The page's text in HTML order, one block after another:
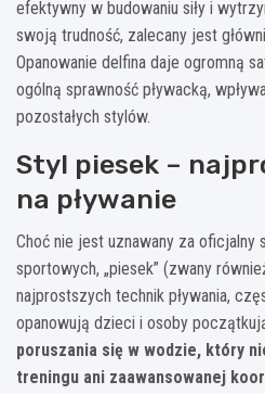
efektywny w budowaniu siły i
swoją trudność, zalecany jest
Opanowanie delfina daje ogromną
ogólną sprawność pływacką,
pozostałych stylów.
Styl piesek –
na pływanie
Choć nie jest uznawany za oficjalny
sportowych, „piesek” (zwany
najprostszych technik pływania,
opanowują dzieci i osoby
poruszania się w wodzie, który
treningu ani zaawansowanej